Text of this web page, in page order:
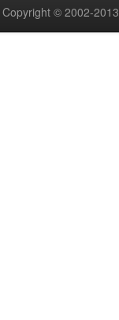
Copyright © 2002-2013